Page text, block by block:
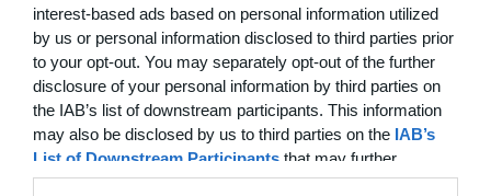
interest-based ads based on personal information utilized
by us or personal information disclosed to third parties prior
to your opt-out. You may separately opt-out of the further
disclosure of your personal information by third parties on
the IAB’s list of downstream participants. This information
may also be disclosed by us to third parties on the IAB’s
List of Downstream Participants that may further
disclose it to other third parties.
Hasle B 1 2 FAML
Modstander 2 1
Alslev Veteraner 5 1 IF92 /ØB